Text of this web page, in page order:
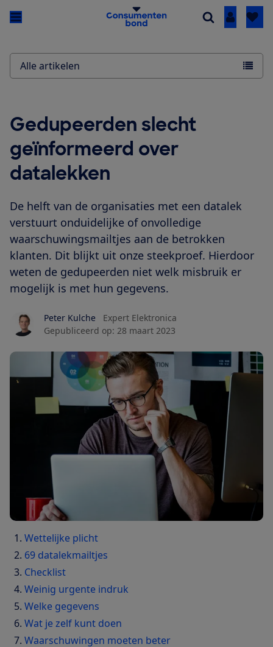
Inloggen
Gedupeerden slecht
geïnformeerd over
datalekken
De helft van de organisaties met een datalek
verstuurt onduidelijke of onvolledige
waarschuwingsmailtjes aan de betrokken
klanten. Dit blijkt uit onze steekproef. Hierdoor
weten de gedupeerden niet welk misbruik er
mogelijk is met hun gegevens.
Peter Kulche
Expert Elektronica
Gepubliceerd op: 28 maart 2023
Wettelijke plicht
69 datalekmailtjes
Checklist
Weinig urgente indruk
Welke gegevens
Wat je zelf kunt doen
Waarschuwingen moeten beter
Alle artikelen